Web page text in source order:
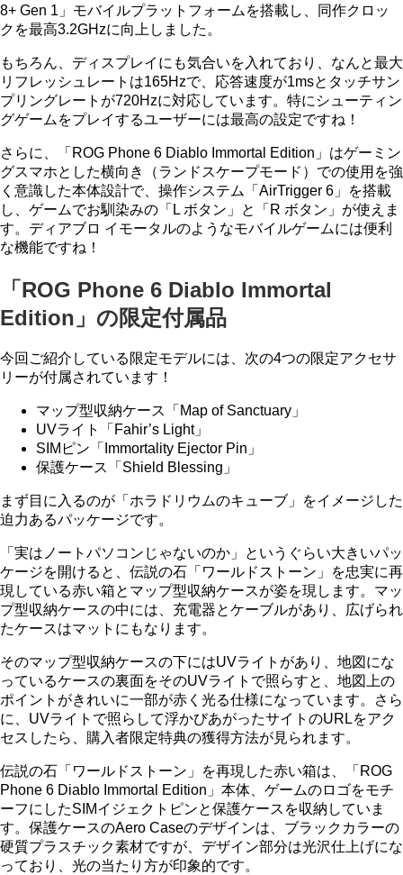
8+ Gen 1」モバイルプラットフォームを搭載し、同作クロッ
クを最高3.2GHzに向上しました。
もちろん、ディスプレイにも気合いを入れており、なんと最大
リフレッシュレートは165Hzで、応答速度が1msとタッチサン
プリングレートが720Hzに対応しています。特にシューティン
グゲームをプレイするユーザーには最高の設定ですね！
さらに、「ROG Phone 6 Diablo Immortal Edition」はゲーミン
グスマホとした横向き（ランドスケープモード）での使用を強
く意識した本体設計で、操作システム「AirTrigger 6」を搭載
し、ゲームでお馴染みの「L ボタン」と「R ボタン」が使えま
す。ディアブロ イモータルのようなモバイルゲームには便利
な機能ですね！
「ROG Phone 6 Diablo Immortal
Edition」の限定付属品
今回ご紹介している限定モデルには、次の4つの限定アクセサ
リーが付属されています！
マップ型収納ケース「Map of Sanctuary」
UVライト「Fahir’s Light」
SIMピン「Immortality Ejector Pin」
保護ケース「Shield Blessing」
まず目に入るのが「ホラドリウムのキューブ」をイメージした
迫力あるパッケージです。
「実はノートパソコンじゃないのか」というぐらい大きいパッ
ケージを開けると、伝説の石「ワールドストーン」を忠実に再
現している赤い箱とマップ型収納ケースが姿を現します。マッ
プ型収納ケースの中には、充電器とケーブルがあり、広げられ
たケースはマットにもなります。
そのマップ型収納ケースの下にはUVライトがあり、地図にな
っているケースの裏面をそのUVライトで照らすと、地図上の
ポイントがきれいに一部が赤く光る仕様になっています。さら
に、UVライトで照らして浮かびあがったサイトのURLをアク
セスしたら、購入者限定特典の獲得方法が見られます。
伝説の石「ワールドストーン」を再現した赤い箱は、「ROG
Phone 6 Diablo Immortal Edition」本体、ゲームのロゴをモチ
ーフにしたSIMイジェクトピンと保護ケースを収納していま
す。保護ケースのAero Caseのデザインは、ブラックカラーの
硬質プラスチック素材ですが、デザイン部分は光沢仕上げにな
っており、光の当たり方が印象的です。